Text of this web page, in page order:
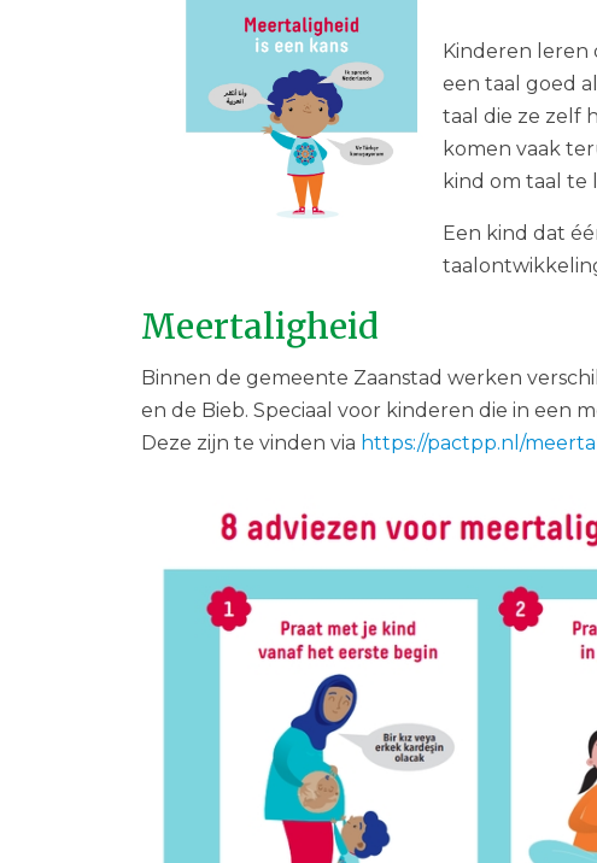
Kinderen leren
een taal goed
taal die ze zelf
komen vaak
kind om taal te
Een kind dat
Meertaligheid
Binnen de gemeente Zaanstad werken
en de Bieb. Speciaal voor kinderen die in
Deze zijn te vinden via https://pactpp.nl/